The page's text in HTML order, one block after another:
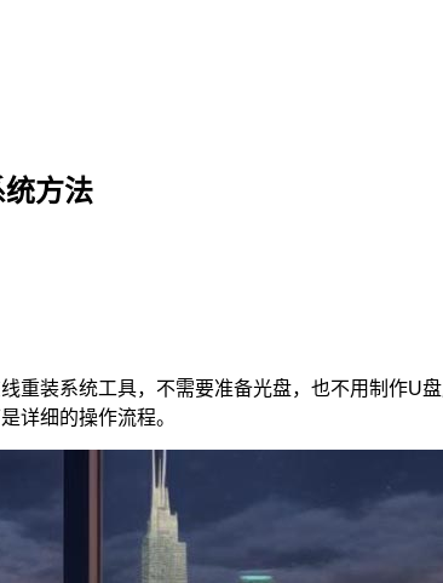
方法
装系统工具，不需要准备光盘，也不用制作U
详细的操作流程。